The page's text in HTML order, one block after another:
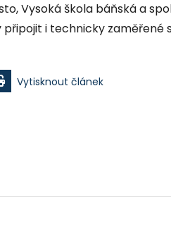
Vysoká škola báňská a
i technicky zaměřené
Vytisknout článek